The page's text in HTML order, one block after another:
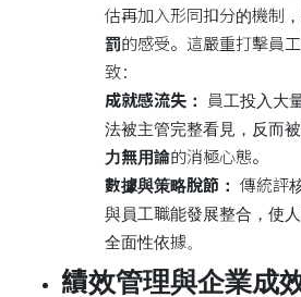
估再加入形同扣分的機制
罰的感受。這嚴重打擊員
致：
成就感流失：
員工投入大
法被主管完整看見，反而
力無用論的消極心態。
數據與策略脫節： 傳統評
與員工職能發展整合，使
全面性依據。
績效管理與企業成